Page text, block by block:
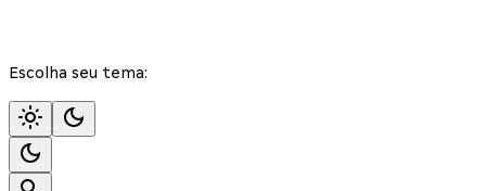
Escolha seu tema: